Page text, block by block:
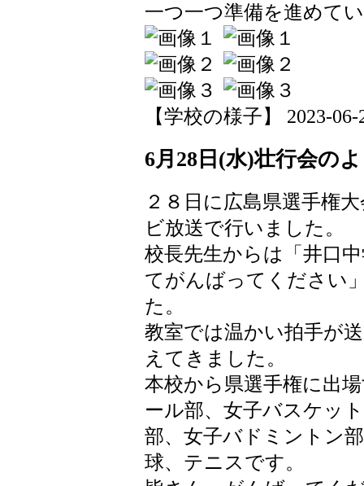
一つ一つ準備を進めて
【学校の様子】 2023-
6月28日(水)壮行会の
２８日に広島県選手権
ビ放送で行いました。
校長先生からは「井口
てがんばってください
た。
教室では温かい拍手が
えてきました。
本校から県選手権に出
ール部、女子バスケッ
部、女子バドミントン
球、テニスです。